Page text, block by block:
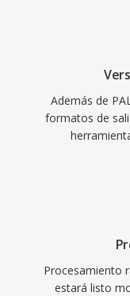
Además de
formatos de
Procesamiento
estará listo